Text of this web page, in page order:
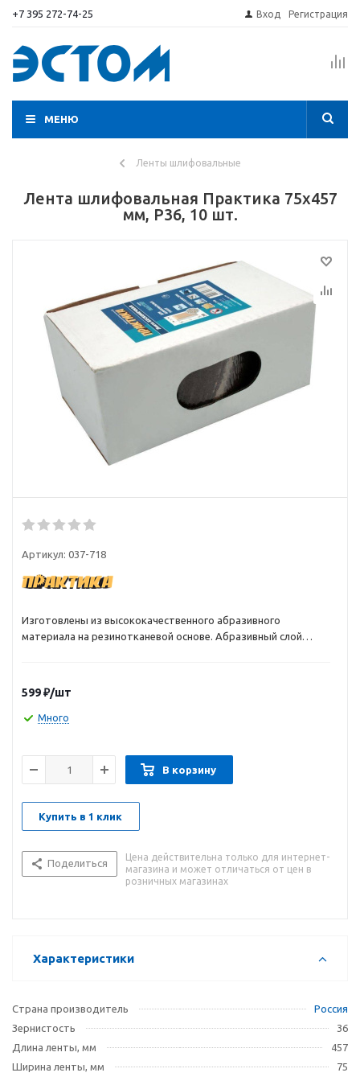
+7 395 272-74-25 Вход Регистрация
МЕНЮ
Ленты шлифовальные
Лента шлифовальная Практика 75х457
мм, P36, 10 шт.
Артикул: 037-718
Изготовлены из высококачественного абразивного
материала на резинотканевой основе. Абразивный слой
особенно подходит для материалов дающих длинную
стружку таких как дерево и металл. ГОСТ 22776-77. В
599₽/шт
Много
В корзину
Купить в 1 клик
Поделиться
Цена действительна только для интернет-
магазина и может отличаться от цен в
розничных магазинах
Характеристики
Страна производитель
Россия
Зернистость
36
Длина ленты, мм
457
Ширина ленты, мм
75